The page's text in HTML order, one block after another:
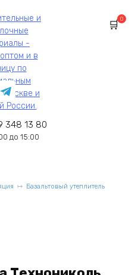
348 13 80
до 15:00
0
Базальтовый утеплитель